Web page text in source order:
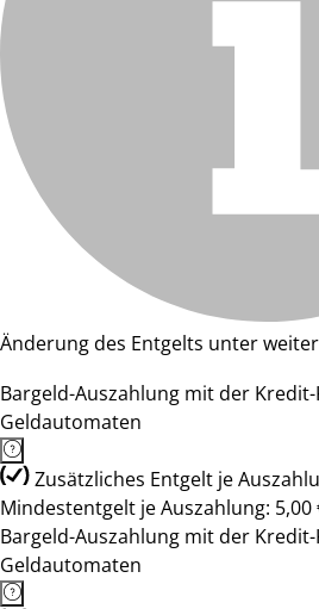
Änderung des Entgelts unter
Bargeld-Auszahlung mit der
Geldautomaten
Zusätzliches Entgelt je
Mindestentgelt je Auszahlung: 5,00
Bargeld-Auszahlung mit der
Geldautomaten